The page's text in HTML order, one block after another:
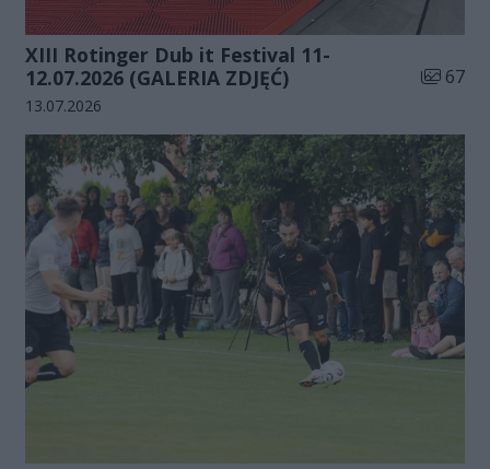
XIII Rotinger Dub it Festival 11-
12.07.2026 (GALERIA ZDJĘĆ)
Liczba
67
Data dodania galerii:
13.07.2026